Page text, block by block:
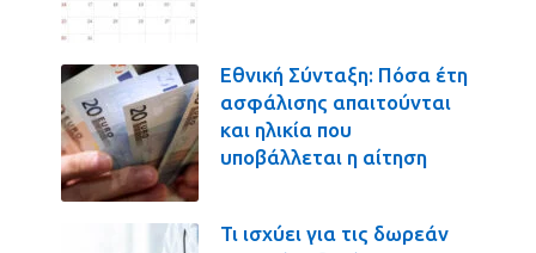
Εθνική Σύνταξη: Πόσα έτη
ασφάλισης απαιτούνται
και ηλικία που
υποβάλλεται η αίτηση
Τι ισχύει για τις δωρεάν